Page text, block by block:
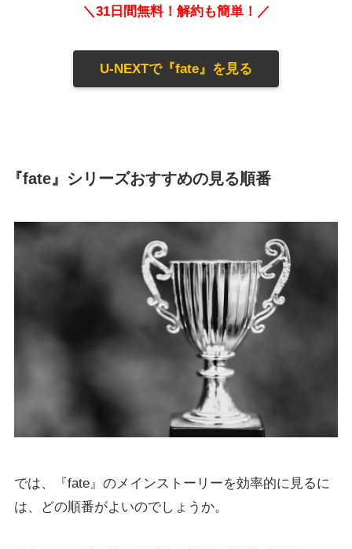
＼31日間無料！解約も簡単！／
U-NEXTで『fate』を見る
『fate』シリーズおすすめの見る順番
では、『fate』のメインストーリーを効率的に見るに
は、どの順番がよいのでしょうか。